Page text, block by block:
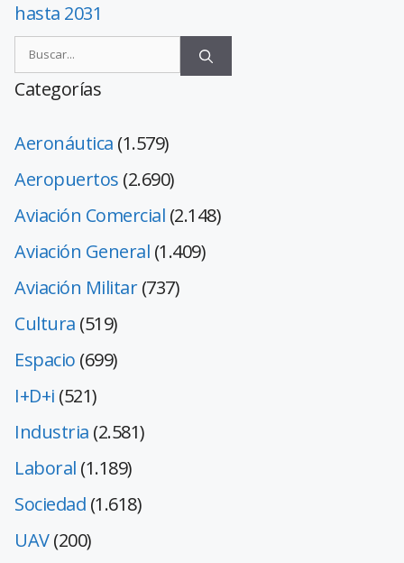
hasta 2031
Categorías
Aeronáutica (1.579)
Aeropuertos (2.690)
Aviación Comercial (2.148)
Aviación General (1.409)
Aviación Militar(737)
Cultura (519)
Espacio (699)
I+D+i (521)
Industria (2.581)
Laboral (1.189)
Sociedad (1.618)
UAV(200)